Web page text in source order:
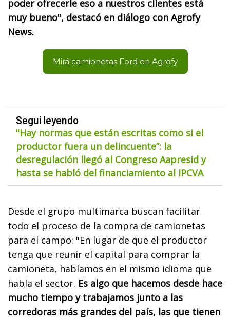
poder ofrecerle eso a nuestros clientes está
muy bueno", destacó en diálogo con Agrofy
News.
Mirá camionetas Ford en Agrofy
Seguí leyendo
"Hay normas que están escritas como si el
productor fuera un delincuente”: la
desregulación llegó al Congreso Aapresid y
hasta se habló del financiamiento al IPCVA
Desde el grupo multimarca buscan facilitar
todo el proceso de la compra de camionetas
para el campo: "En lugar de que el productor
tenga que reunir el capital para comprar la
camioneta, hablamos en el mismo idioma que
habla el sector. Es algo que hacemos desde hace
mucho tiempo y trabajamos junto a las
corredoras más grandes del país, las que tienen